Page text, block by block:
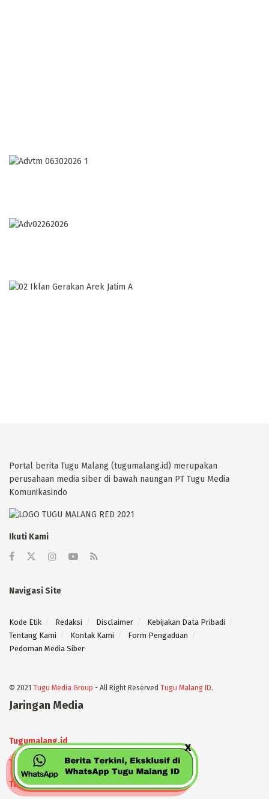
Portal berita Tugu Malang (tugumalang.id) merupakan
perusahaan media siber di bawah naungan PT Tugu Media
Komunikasindo
Ikuti Kami
Navigasi Site
Kode Etik Redaksi Disclaimer
Kebijakan Data Pribadi
Tentang Kami
Kontak Kami
Form Pengaduan
Pedoman Media Siber
© 2021 Tugu Media Group - All Right Reserved Tugu Malang ID.
Jaringan Media
Tugumalang.id
Tugujatim.id
Tugusehat.id